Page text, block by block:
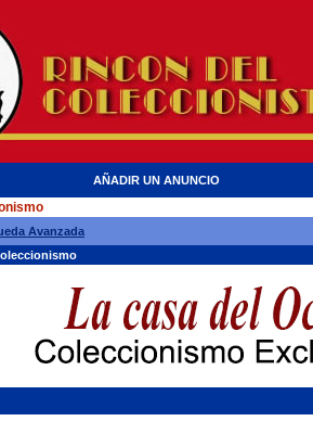
AÑADIR UN ANUNCIO
Avanzada